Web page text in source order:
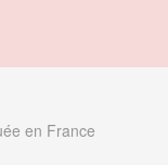
en France